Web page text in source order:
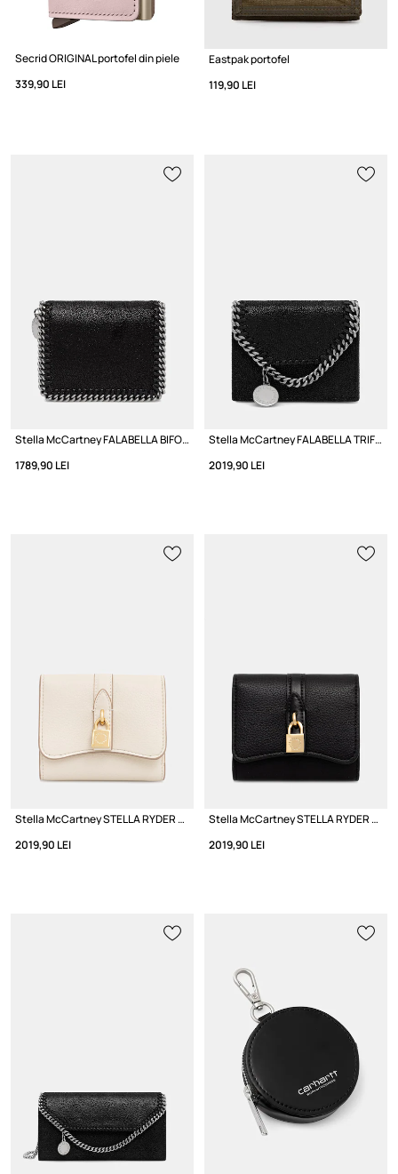
Secrid ORIGINAL portofel din piele
339,90 LEI
Eastpak portofel
119,90 LEI
Stella McCartney FALABELLA BIFOLD portofel pentru femei
1789,90 LEI
Stella McCartney FALABELLA TRIFOLD portofel pentru femei
2019,90 LEI
Stella McCartney STELLA RYDER portofel cu imitație de piele pentru femei
2019,90 LEI
Stella McCartney STELLA RYDER portofel cu imitație de piele pentru femei
2019,90 LEI